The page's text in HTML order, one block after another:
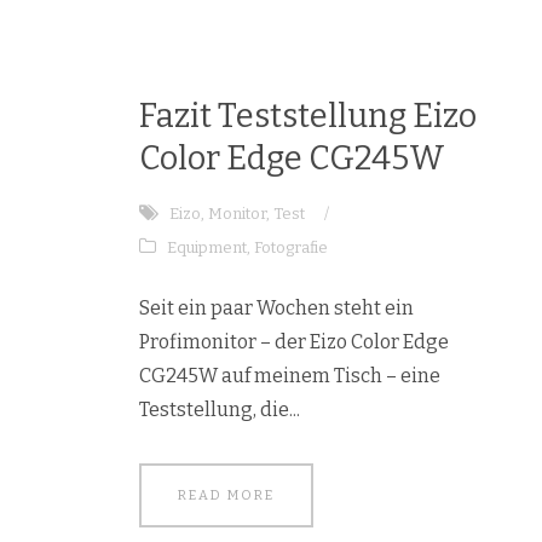
Fazit Teststellung Eizo
Color Edge CG245W
Eizo, Monitor, Test
/
Equipment, Fotografie
Seit ein paar Wochen steht ein
Profimonitor – der Eizo Color Edge
CG245W auf meinem Tisch – eine
Teststellung, die...
READ MORE